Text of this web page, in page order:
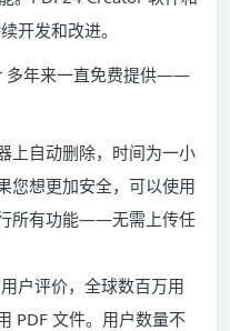
开发和改进。
多年来一直免费提供——
上自动删除，时间为一小
您想更加安全，可以使用
所有功能——无需上传任
户评价，全球数百万用
PDF 文件。用户数量不